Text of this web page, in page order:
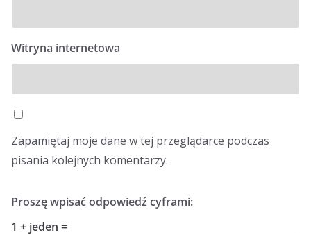
Witryna internetowa
Zapamiętaj moje dane w tej przeglądarce podczas
pisania kolejnych komentarzy.
Proszę wpisać odpowiedź cyframi:
1 + jeden =